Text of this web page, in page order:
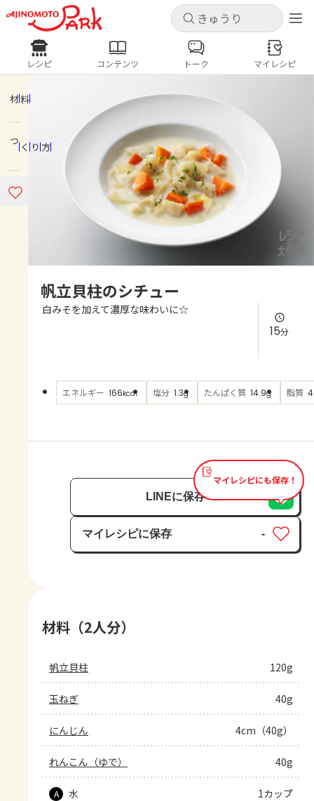
キャンセル
ログインするとレシピを保存できます
新規登録
ホーム
コンテンツ
よくあるお問い合わせ
AJINOMOTO PARK とは
キャンセル
レシピ コンテンツ
人気の食材・レシピ
きゅうり なす トマト
とうもろこし
ピーマン
みょうが ゴーヤ
レシピ コンテンツ トーク マイレシピ
材料
つくり方
帆立貝柱のシチュー
白みそを加えて濃厚な味わいに☆
15分
エネルギー 166kcal 塩分 1.3g たんぱく質 14.9g 脂質
マイレシピにも保存！
LINEに保存
マイレシピに保存
保存済み
-
材料（2人分）
帆立貝柱 120g
玉ねぎ 40g
にんじん 4cm（40g）
れんこん（ゆで） 40g
A 水 1カップ